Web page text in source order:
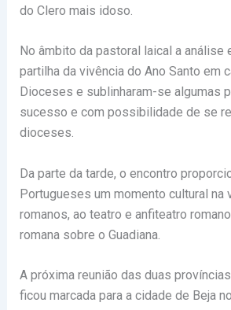
do Clero mais idoso.
No âmbito da pastoral laical a análise
partilha da vivência do Ano Santo em
Dioceses e sublinharam-se algumas
sucesso e com possibilidade de se
dioceses.
Da parte da tarde, o encontro
Portugueses um momento cultural
romanos, ao teatro e anfiteatro
romana sobre o Guadiana.
A próxima reunião das duas
ficou marcada para a cidade de Beja